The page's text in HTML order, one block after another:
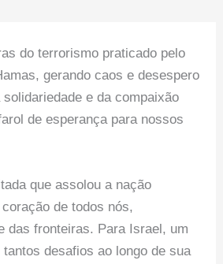
do terrorismo praticado pelo
gerando caos e desespero
e da compaixão
de esperança para nossos
que assolou a nação
de todos nós,
das fronteiras. Para Israel, um
desafios ao longo de sua